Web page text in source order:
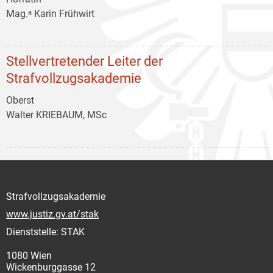
Mag.ᵃ Karin Frühwirt
Stellvertretender Leiter der
Strafvollzugsakademie
Oberst
Walter KRIEBAUM, MSc
Strafvollzugsakademie
www.justiz.gv.at/stak
Dienststelle: STAK
1080 Wien
Wickenburggasse 12